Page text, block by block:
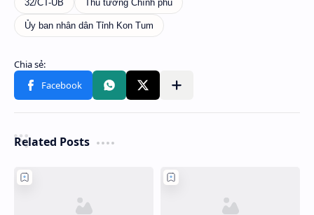
Related Posts